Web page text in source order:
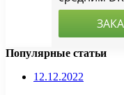
Популярные статьи
12.12.2022